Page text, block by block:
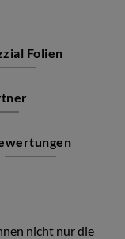
Folien
nicht nur die